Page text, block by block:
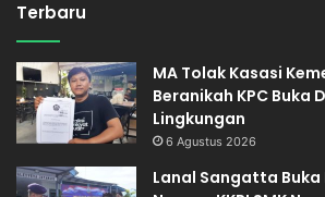
Terbaru
MA Tolak Kasasi
Beranikah KPC Buka
Lingkungan
6 Agustus 2026
Lanal Sangatta